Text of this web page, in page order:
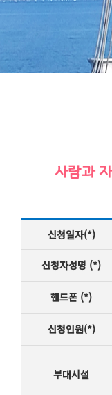
사람과
신청일자(*)
신청자성명 (*)
핸드폰 (*)
신청인원(*)
부대시설